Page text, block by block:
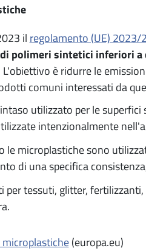
il regolamento (UE) 2023/
polimeri sintetici inferiori
è ridurre le
comuni interessati da
utilizzato per le
intenzionalmente
le microplastiche sono
di una specifica
per tessuti, glitter,
(europa.eu)